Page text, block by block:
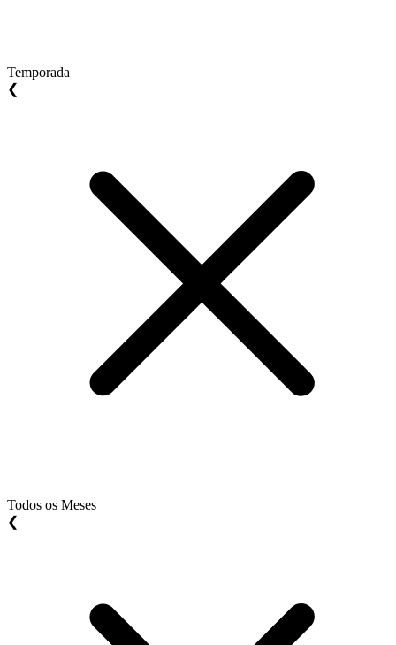
Temporada
❮
Todos os Meses
❮